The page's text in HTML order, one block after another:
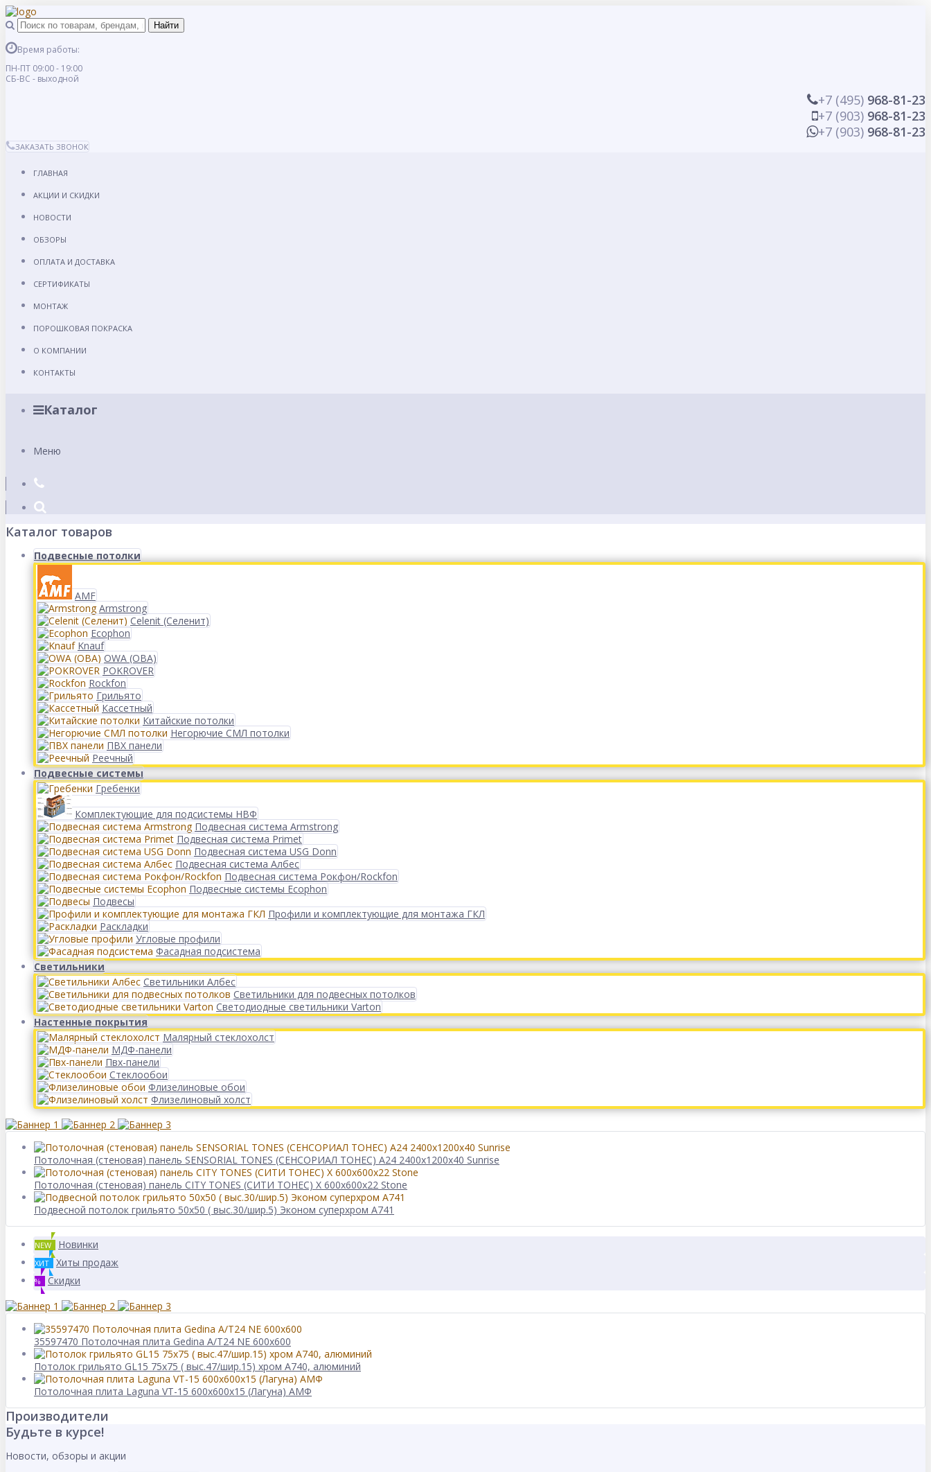
Время работы:
ПН-ПТ 09:00 - 19:00
СБ-ВС - выходной
+7 (495) 968-81-23
+7 (903) 968-81-23
+7 (903) 968-81-23
ЗАКАЗАТЬ ЗВОНОК
ГЛАВНАЯ
АКЦИИ И СКИДКИ
НОВОСТИ
ОБЗОРЫ
ОПЛАТА И ДОСТАВКА
СЕРТИФИКАТЫ
МОНТАЖ
ПОРОШКОВАЯ ПОКРАСКА
О КОМПАНИИ
КОНТАКТЫ
Каталог
Меню
Каталог товаров
Подвесные потолки
AMF
Armstrong
Celenit (Селенит)
Ecophon
Knauf
OWA (ОВА)
POKROVER
Rockfon
Грильято
Кассетный
Китайские потолки
Негорючие СМЛ потолки
ПВХ панели
Реечный
Подвесные системы
Гребенки
Комплектующие для подсистемы НВФ
Подвесная система Armstrong
Подвесная система Primet
Подвесная система USG Donn
Подвесная система Албес
Подвесная система Рокфон/Rockfon
Подвесные системы Ecophon
Подвесы
Профили и комплектующие для монтажа ГКЛ
Раскладки
Угловые профили
Фасадная подсистема
Светильники
Светильники Албес
Светильники для подвесных потолков
Светодиодные светильники Varton
Настенные покрытия
Малярный стеклохолст
МДФ-панели
Пвх-панели
Стеклообои
Флизелиновые обои
Флизелиновый холст
Потолочная (стеновая) панель SENSORIAL TONES (СЕНСОРИАЛ ТОНЕС) A24 2400x1200x40 Sunrise
Потолочная (стеновая) панель CITY TONES (CИТИ ТОНЕС) X 600x600x22 Stone
Подвесной потолок грильято 50х50 ( выс.30/шир.5) Эконом суперхром А741
NEW Новинки
ХИТ Хиты продаж
% Скидки
35597470 Потолочная плита Gedina A/T24 NE 600x600
Потолок грильято GL15 75х75 ( выс.47/шир.15) хром А740, алюминий
Потолочная плита Laguna VT-15 600x600x15 (Лагуна) АМФ
Производители
Будьте в курсе!
Новости, обзоры и акции